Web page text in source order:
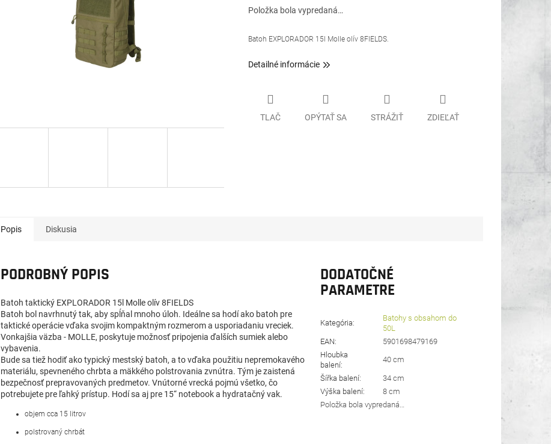
Položka bola vypredaná…
Batoh EXPLORADOR 15l Molle olív 8FIELDS.
Detailné informácie
TLAČ OPÝTAŤ SA STRÁŽIŤ ZDIEĽAŤ
Popis Diskusia
PODROBNÝ POPIS
Batoh taktický EXPLORADOR 15l Molle olív 8FIELDS
Batoh bol navrhnutý tak, aby spĺňal mnoho úloh. Ideálne sa hodí ako batoh pre
taktické operácie vďaka svojim kompaktným rozmerom a usporiadaniu vreciek.
Vonkajšia väzba - MOLLE, poskytuje možnosť pripojenia ďalších sumiek alebo
vybavenia.
Bude sa tiež hodiť ako typický mestský batoh, a to vďaka použitiu nepremokavého
materiálu, spevneného chrbta a mäkkého polstrovania zvnútra. Tým je zaistená
bezpečnosť prepravovaných predmetov. Vnútorné vrecká pojmú všetko, čo
potrebujete pre ľahký prístup. Hodí sa aj pre 15“ notebook a hydratačný vak.
objem cca 15 litrov
polstrovaný chrbát
DODATOČNÉ
PARAMETRE
Kategória:
Batohy s obsahom do
50L
EAN:
5901698479169
Hloubka
balení:
40 cm
Šířka balení:
34 cm
Výška balení:
8 cm
Položka bola vypredaná…